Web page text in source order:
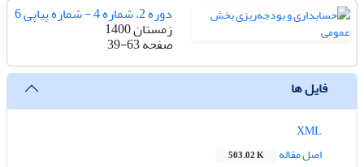
دوره 2، شماره 4 - شماره پیاپی 6
زمستان 1400
صفحه39-63
فایل ها
اصل مقاله
503.02 K